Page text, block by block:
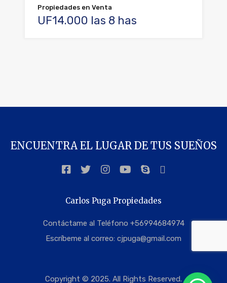
Propiedades en Venta
UF14.000 las 8 has
ENCUENTRA EL LUGAR DE TUS SUEÑOS
Carlos Puga Propiedades
Contáctame al Teléfono +56994684974
Escríbeme al correo: cjpuga@gmail.com
Copyright © 2025. All Rights Reserved.